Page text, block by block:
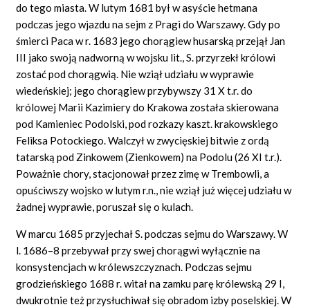
do tego miasta. W lutym 1681 był w asyście hetmana
podczas jego wjazdu na sejm z Pragi do Warszawy. Gdy po
śmierci Paca w r. 1683 jego chorągiew husarską przejął Jan
III jako swoją nadworną w wojsku lit., S. przyrzekł królowi
zostać pod chorągwią. Nie wziął udziału w wyprawie
wiedeńskiej; jego chorągiew przybywszy 31 X t.r. do
królowej Marii Kazimiery do Krakowa została skierowana
pod Kamieniec Podolski, pod rozkazy kaszt. krakowskiego
Feliksa Potockiego. Walczył w zwycięskiej bitwie z ordą
tatarską pod Zinkowem (Zienkowem) na Podolu (26 XI t.r.).
Poważnie chory, stacjonował przez zimę w Trembowli, a
opuściwszy wojsko w lutym r.n., nie wziął już więcej udziału w
żadnej wyprawie, poruszał się o kulach.
W marcu 1685 przyjechał S. podczas sejmu do Warszawy. W
l. 1686–8 przebywał przy swej chorągwi wyłącznie na
konsystencjach w królewszczyznach. Podczas sejmu
grodzieńskiego 1688 r. witał na zamku parę królewską 29 I,
dwukrotnie też przysłuchiwał się obradom izby poselskiej. W